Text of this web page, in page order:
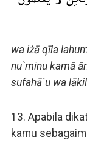
wa iżā qīla
nu`minu kamā
sufahā`u wa
13. Apabila
kamu